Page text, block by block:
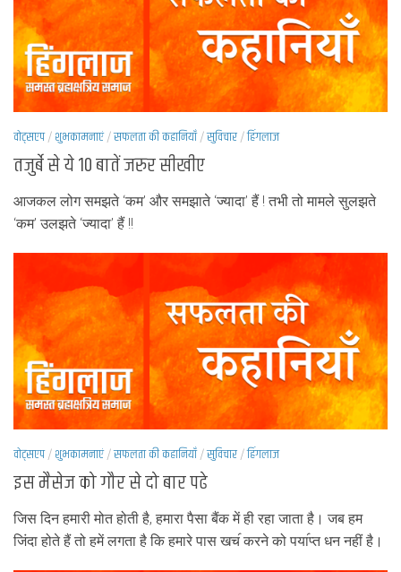
वोट्सएप/शुभकामनाएं/सफलता की कहानियाँ/सुविचार/हिंगलाज
तजुर्बे से ये 10 बातें जरुर सीखीए
आजकल लोग समझते ‘कम’ और समझाते ‘ज्यादा’ हैं ! तभी तो मामले सुलझते
‘कम’ उलझते ‘ज्यादा’ हैं !!
वोट्सएप/शुभकामनाएं/सफलता की कहानियाँ/सुविचार/हिंगलाज
इस मैसेज को गौर से दो बार पढे
जिस दिन हमारी मोत होती है, हमारा पैसा बैंक में ही रहा जाता है। जब हम
जिंदा होते हैं तो हमें लगता है कि हमारे पास खच॔ करने को पया॔प्त धन नहीं है।